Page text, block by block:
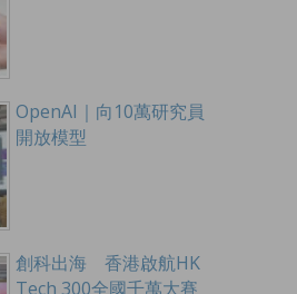
OpenAI｜向10萬研究員
開放模型
創科出海 香港啟航HK
Tech 300全國千萬大賽